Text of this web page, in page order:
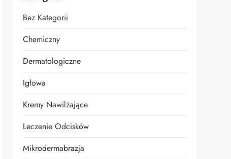
Bez Kategorii
Chemiczny
Dermatologiczne
Igłowa
Kremy Nawilżające
Leczenie Odcisków
Mikrodermabrazja